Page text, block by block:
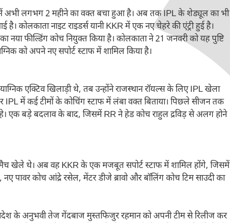
अभी लगभग 2 महीने का वक्त बचा हुआ है। अब तक IPL के शेड्यूल का भी
नाइट राइडर्स यानी KKR में एक नए चेहरे की एंट्री हुई है।
नया फील्डिंग कोच नियुक्त किया है। कोलकाता ने 21 जनवरी को यह पुष्टि
को अपने नए सपोर्ट स्टाफ में शामिल किया है।
एक्टिव खिलाड़ी थे, तब उन्होंने राजस्थान रॉयल्स के लिए IPL खेला
IPL में कई टीमों के कोचिंग स्टाफ में लंबा वक्त बिताया। पिछले सीजन तक
एक बड़े बदलाव के बाद, जिसमें RR ने हेड कोच राहुल द्रविड़ से अलग होने
मैच खेले थे। अब वह KKR के एक मजबूत सपोर्ट स्टाफ में शामिल होंगे, जिसमें
पावर कोच आंद्रे रसेल, मेंटर डीजे ब्रावो और बॉलिंग कोच टिम साउदी का
के अनुभवी तेज गेंदबाज मुस्तफिजुर रहमान को अपनी टीम से रिलीज कर